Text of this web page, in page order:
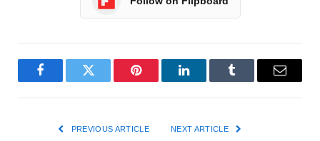
FacebookTwitter Pinterest LinkedInTumblr Email
PREVIOUS ARTICLE NEXT ARTICLE